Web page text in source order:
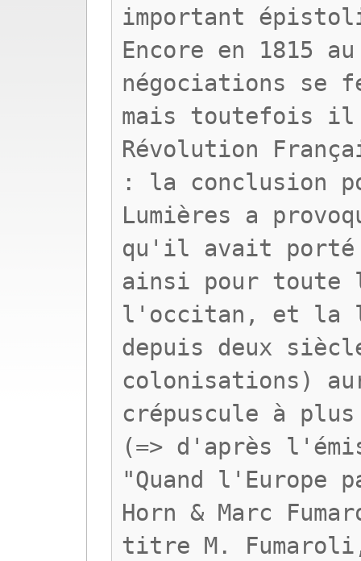
important
Encore en 1815
négociations se
mais toutefois
Révolution
: la conclusion
Lumières a
qu'il avait porté
ainsi pour toute
l'occitan, et la
depuis deux
colonisations)
crépuscule à
(=> d'après
"Quand
Horn & Marc
titre M.